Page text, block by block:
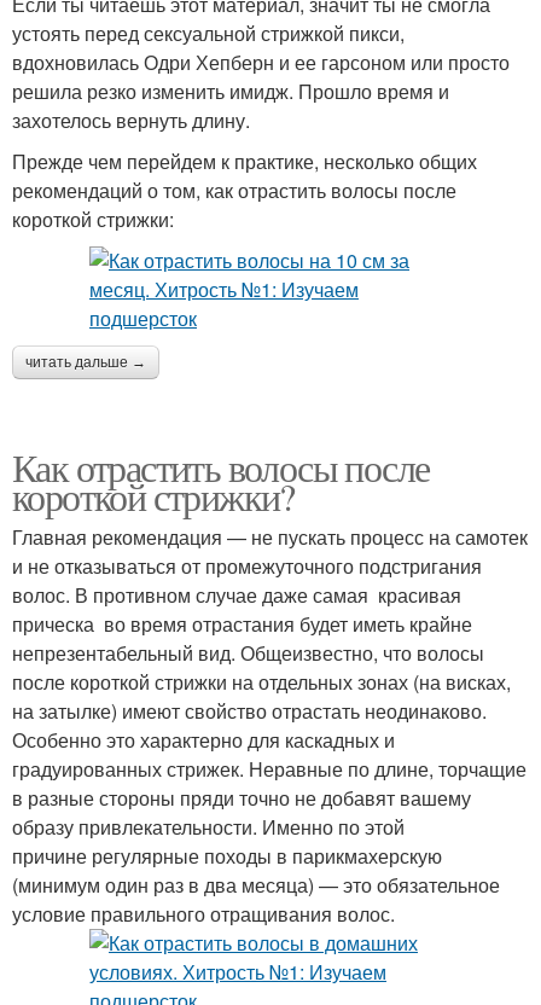
устоять перед сексуальной стрижкой пикси,
вдохновилась Одри Хепберн и ее гарсоном или просто
решила резко изменить имидж. Прошло время и
захотелось вернуть длину.
Прежде чем перейдем к практике, несколько общих
рекомендаций о том, как отрастить волосы после
короткой стрижки:
читать дальше →
Как отрастить волосы после
короткой стрижки?
Главная рекомендация — не пускать процесс на самотек
и не отказываться от промежуточного подстригания
волос. В противном случае даже самая красивая
прическа во время отрастания будет иметь крайне
непрезентабельный вид. Общеизвестно, что волосы
после короткой стрижки на отдельных зонах (на висках,
на затылке) имеют свойство отрастать неодинаково.
Особенно это характерно для каскадных и
градуированных стрижек. Неравные по длине, торчащие
в разные стороны пряди точно не добавят вашему
образу привлекательности. Именно по этой
причине регулярные походы в парикмахерскую
(минимум один раз в два месяца) — это обязательное
условие правильного отращивания волос.